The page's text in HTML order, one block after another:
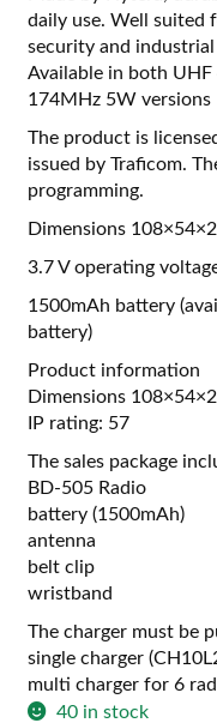
daily use. Well suited
security and industrial
Available in both
174MHz 5W versions
The product is
issued by Traficom.
programming.
Dimensions
3.7 V operating
1500mAh battery
battery)
Product information
Dimensions
IP rating: 57
The sales package
BD-505 Radio
battery (1500mAh)
antenna
belt clip
wristband
The charger must be
single charger
multi charger for 6
40 in stock